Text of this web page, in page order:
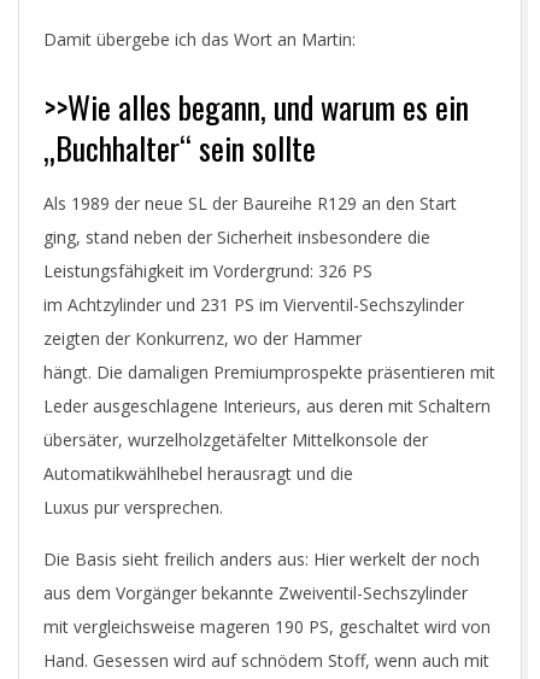
R
C
O
M
Damit übergebe ich das Wort an Martin:
>>Wie alles begann, und warum es ein
„Buchhalter“ sein sollte
Als 1989 der neue SL der Baureihe R129 an den Start
ging, stand neben der Sicherheit insbesondere die
Leistungsfähigkeit im Vordergrund: 326 PS
im Achtzylinder und 231 PS im Vierventil-Sechszylinder
zeigten der Konkurrenz, wo der Hammer
hängt. Die damaligen Premiumprospekte präsentieren mit
Leder ausgeschlagene Interieurs, aus deren mit Schaltern
übersäter, wurzelholzgetäfelter Mittelkonsole der
Automatikwählhebel herausragt und die
Luxus pur versprechen.
Die Basis sieht freilich anders aus: Hier werkelt der noch
aus dem Vorgänger bekannte Zweiventil-Sechszylinder
mit vergleichsweise mageren 190 PS, geschaltet wird von
Hand. Gesessen wird auf schnödem Stoff, wenn auch mit